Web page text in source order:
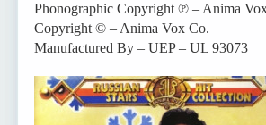
Phonographic Copyright ℗ – Anima
Copyright © – Anima Vox Co.
Manufactured By – UEP – UL 93073